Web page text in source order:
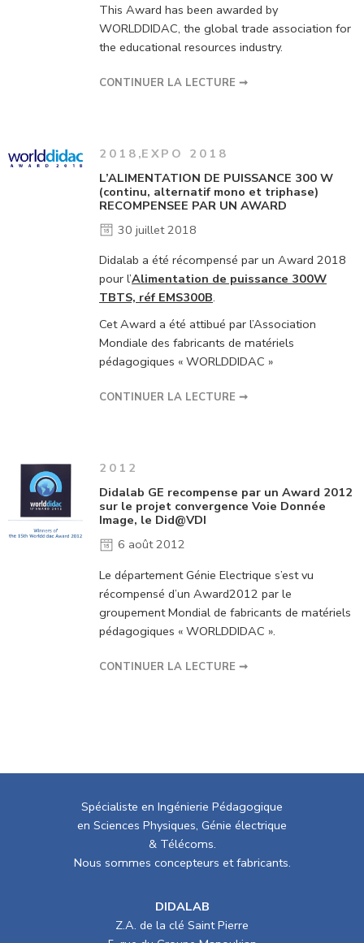
This Award has been awarded by
WORLDDIDAC, the global trade association for
the educational resources industry.
CONTINUER LA LECTURE ➞
2018 ,EXPO 2018
L’ALIMENTATION DE PUISSANCE 300 W
(continu, alternatif mono et triphase)
RECOMPENSEE PAR UN AWARD
30 juillet 2018
Didalab a été récompensé par un Award 2018
pour l’Alimentation de puissance 300W
TBTS, réf EMS300B.
Cet Award a été attibué par l’Association
Mondiale des fabricants de matériels
pédagogiques « WORLDDIDAC »
CONTINUER LA LECTURE ➞
2012
Didalab GE recompense par un Award 2012
sur le projet convergence Voie Donnée
Image, le Did@VDI
6 août 2012
Le département Génie Electrique s’est vu
récompensé d’un Award2012 par le
groupement Mondial de fabricants de matériels
pédagogiques « WORLDDIDAC ».
CONTINUER LA LECTURE ➞
Spécialiste en Ingénierie Pédagogique
en Sciences Physiques, Génie électrique
& Télécoms.
Nous sommes concepteurs et fabricants.
DIDALAB
Z.A. de la clé Saint Pierre